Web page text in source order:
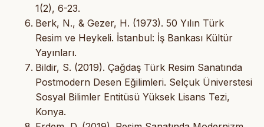
1(2), 6-23.
Berk, N., & Gezer, H. (1973). 50 Yılın Türk
Resim ve Heykeli. İstanbul: İş Bankası Kültür
Yayınları.
Bildir, S. (2019). Çağdaş Türk Resim Sanatında
Postmodern Desen Eğilimleri. Selçuk Üniverstesi
Sosyal Bilimler Entitüsü Yüksek Lisans Tezi,
Konya.